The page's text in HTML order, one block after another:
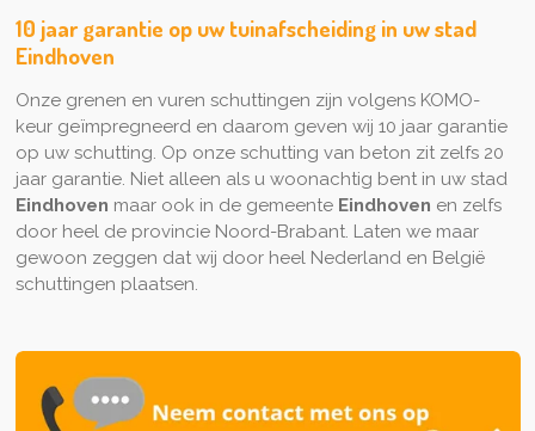
10 jaar garantie op uw tuinafscheiding in uw stad
Eindhoven
Onze grenen en vuren schuttingen zijn volgens KOMO-
keur geïmpregneerd en daarom geven wij 10 jaar garantie
op uw schutting. Op onze schutting van beton zit zelfs 20
jaar garantie. Niet alleen als u woonachtig bent in uw stad
Eindhoven maar ook in de gemeente Eindhoven en zelfs
door heel de provincie Noord-Brabant. Laten we maar
gewoon zeggen dat wij door heel Nederland en België
schuttingen plaatsen.